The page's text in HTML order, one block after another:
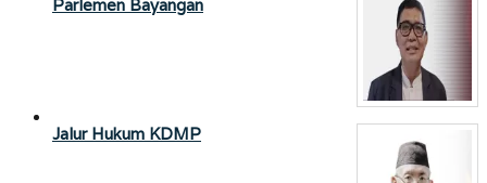
Parlemen Bayangan
Jalur Hukum KDMP